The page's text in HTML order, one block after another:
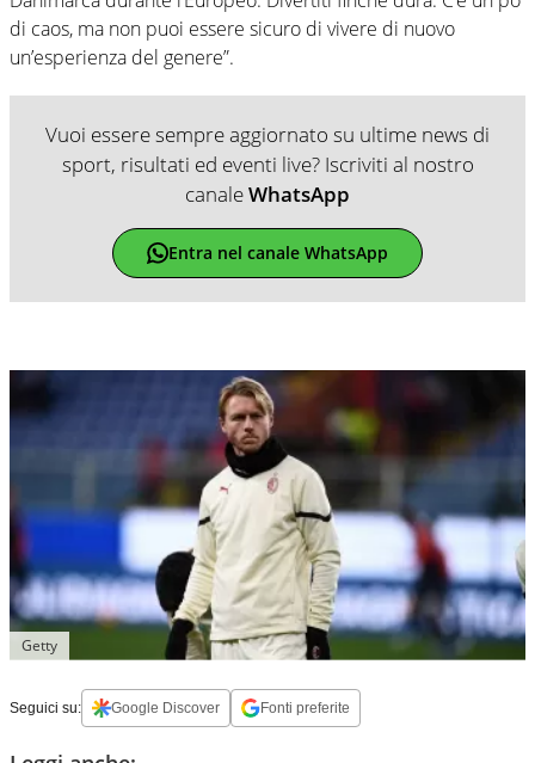
di caos, ma non puoi essere sicuro di vivere di nuovo
un’esperienza del genere”.
Vuoi essere sempre aggiornato su ultime news di
sport, risultati ed eventi live? Iscriviti al nostro
canaleWhatsApp
Entra nel canale WhatsApp
Getty
Seguici su: Google Discover Fonti preferite